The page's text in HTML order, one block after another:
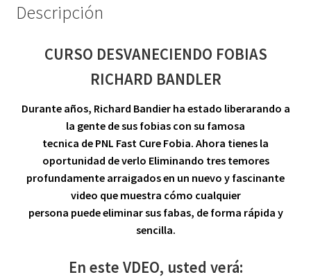
Descripción
CURSO DESVANECIENDO FOBIAS
RICHARD BANDLER
Durante años, Richard Bandier ha estado liberarando a
la gente de sus fobias con su famosa
tecnica de PNL Fast Cure Fobia. Ahora tienes la
oportunidad de verlo Eliminando tres temores
profundamente arraigados en un nuevo y fascinante
video que muestra cómo cualquier
persona puede eliminar sus fabas, de forma rápida y
sencilla.
En este VDEO, usted verá: